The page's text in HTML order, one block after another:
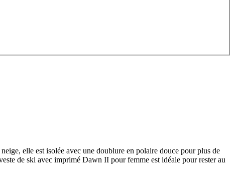
elle est isolée avec une doublure en polaire douce pour plus de
de ski avec imprimé Dawn II pour femme est idéale pour rester au